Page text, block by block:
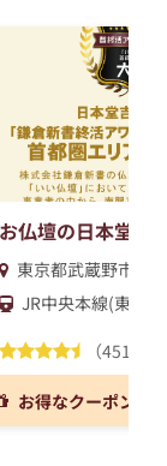
お仏壇の日本堂/吉
東京都武蔵野市吉
JR中央本線(東京
（451件）
お得なクーポンを